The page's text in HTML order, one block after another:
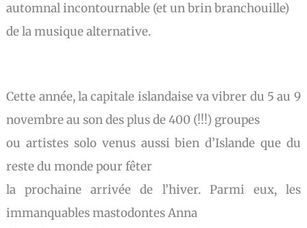
automnal incontournable (et un brin branchouille)
de la musique alternative.
Cette année, la capitale islandaise va vibrer du 5 au 9
novembre au son des plus de 400 (!!!) groupes
ou artistes solo venus aussi bien d’Islande que du
reste du monde pour fêter
la prochaine arrivée de l’hiver. Parmi eux, les
immanquables mastodontes Anna